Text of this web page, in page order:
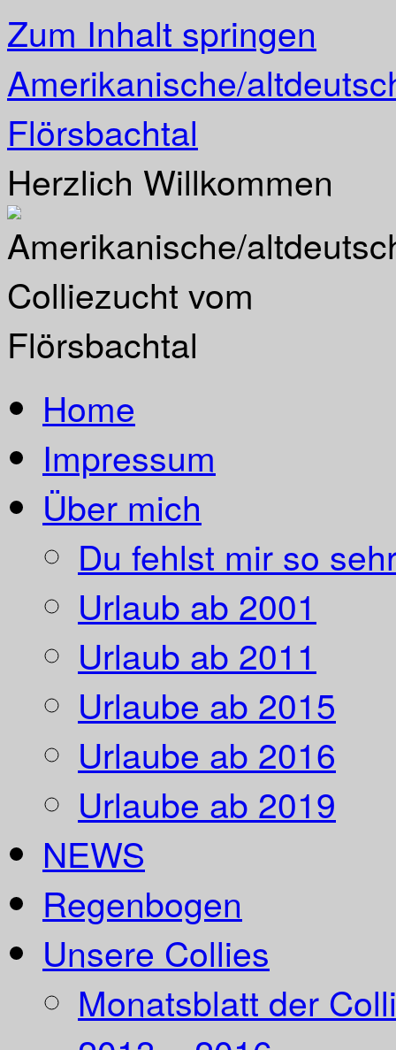
Zum Inhalt springen
Amerikanische/
Flörsbachtal
Herzlich Willkommen
Home
Impressum
Über mich
Du fehlst mir so
Urlaub ab 2001
Urlaub ab 2011
Urlaube ab 2015
Urlaube ab 2016
Urlaube ab 2019
NEWS
Regenbogen
Unsere Collies
Monatsblatt der